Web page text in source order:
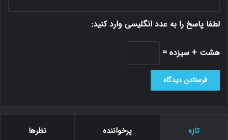
لطفا پاسخ را به عدد انگلیسی وارد کنید:
هشت + سیزده =
تازه پرخواننده نظرها